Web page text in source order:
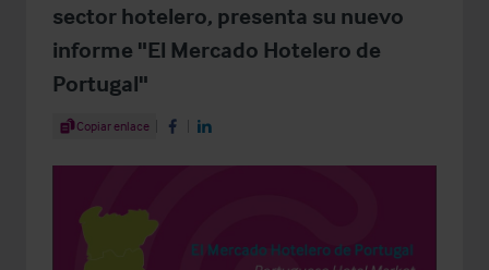
sector hotelero, presenta su nuevo
informe "El Mercado Hotelero de
Portugal"
Share Article
Copiar enlace Share on Facebook
Share on LinkedIn